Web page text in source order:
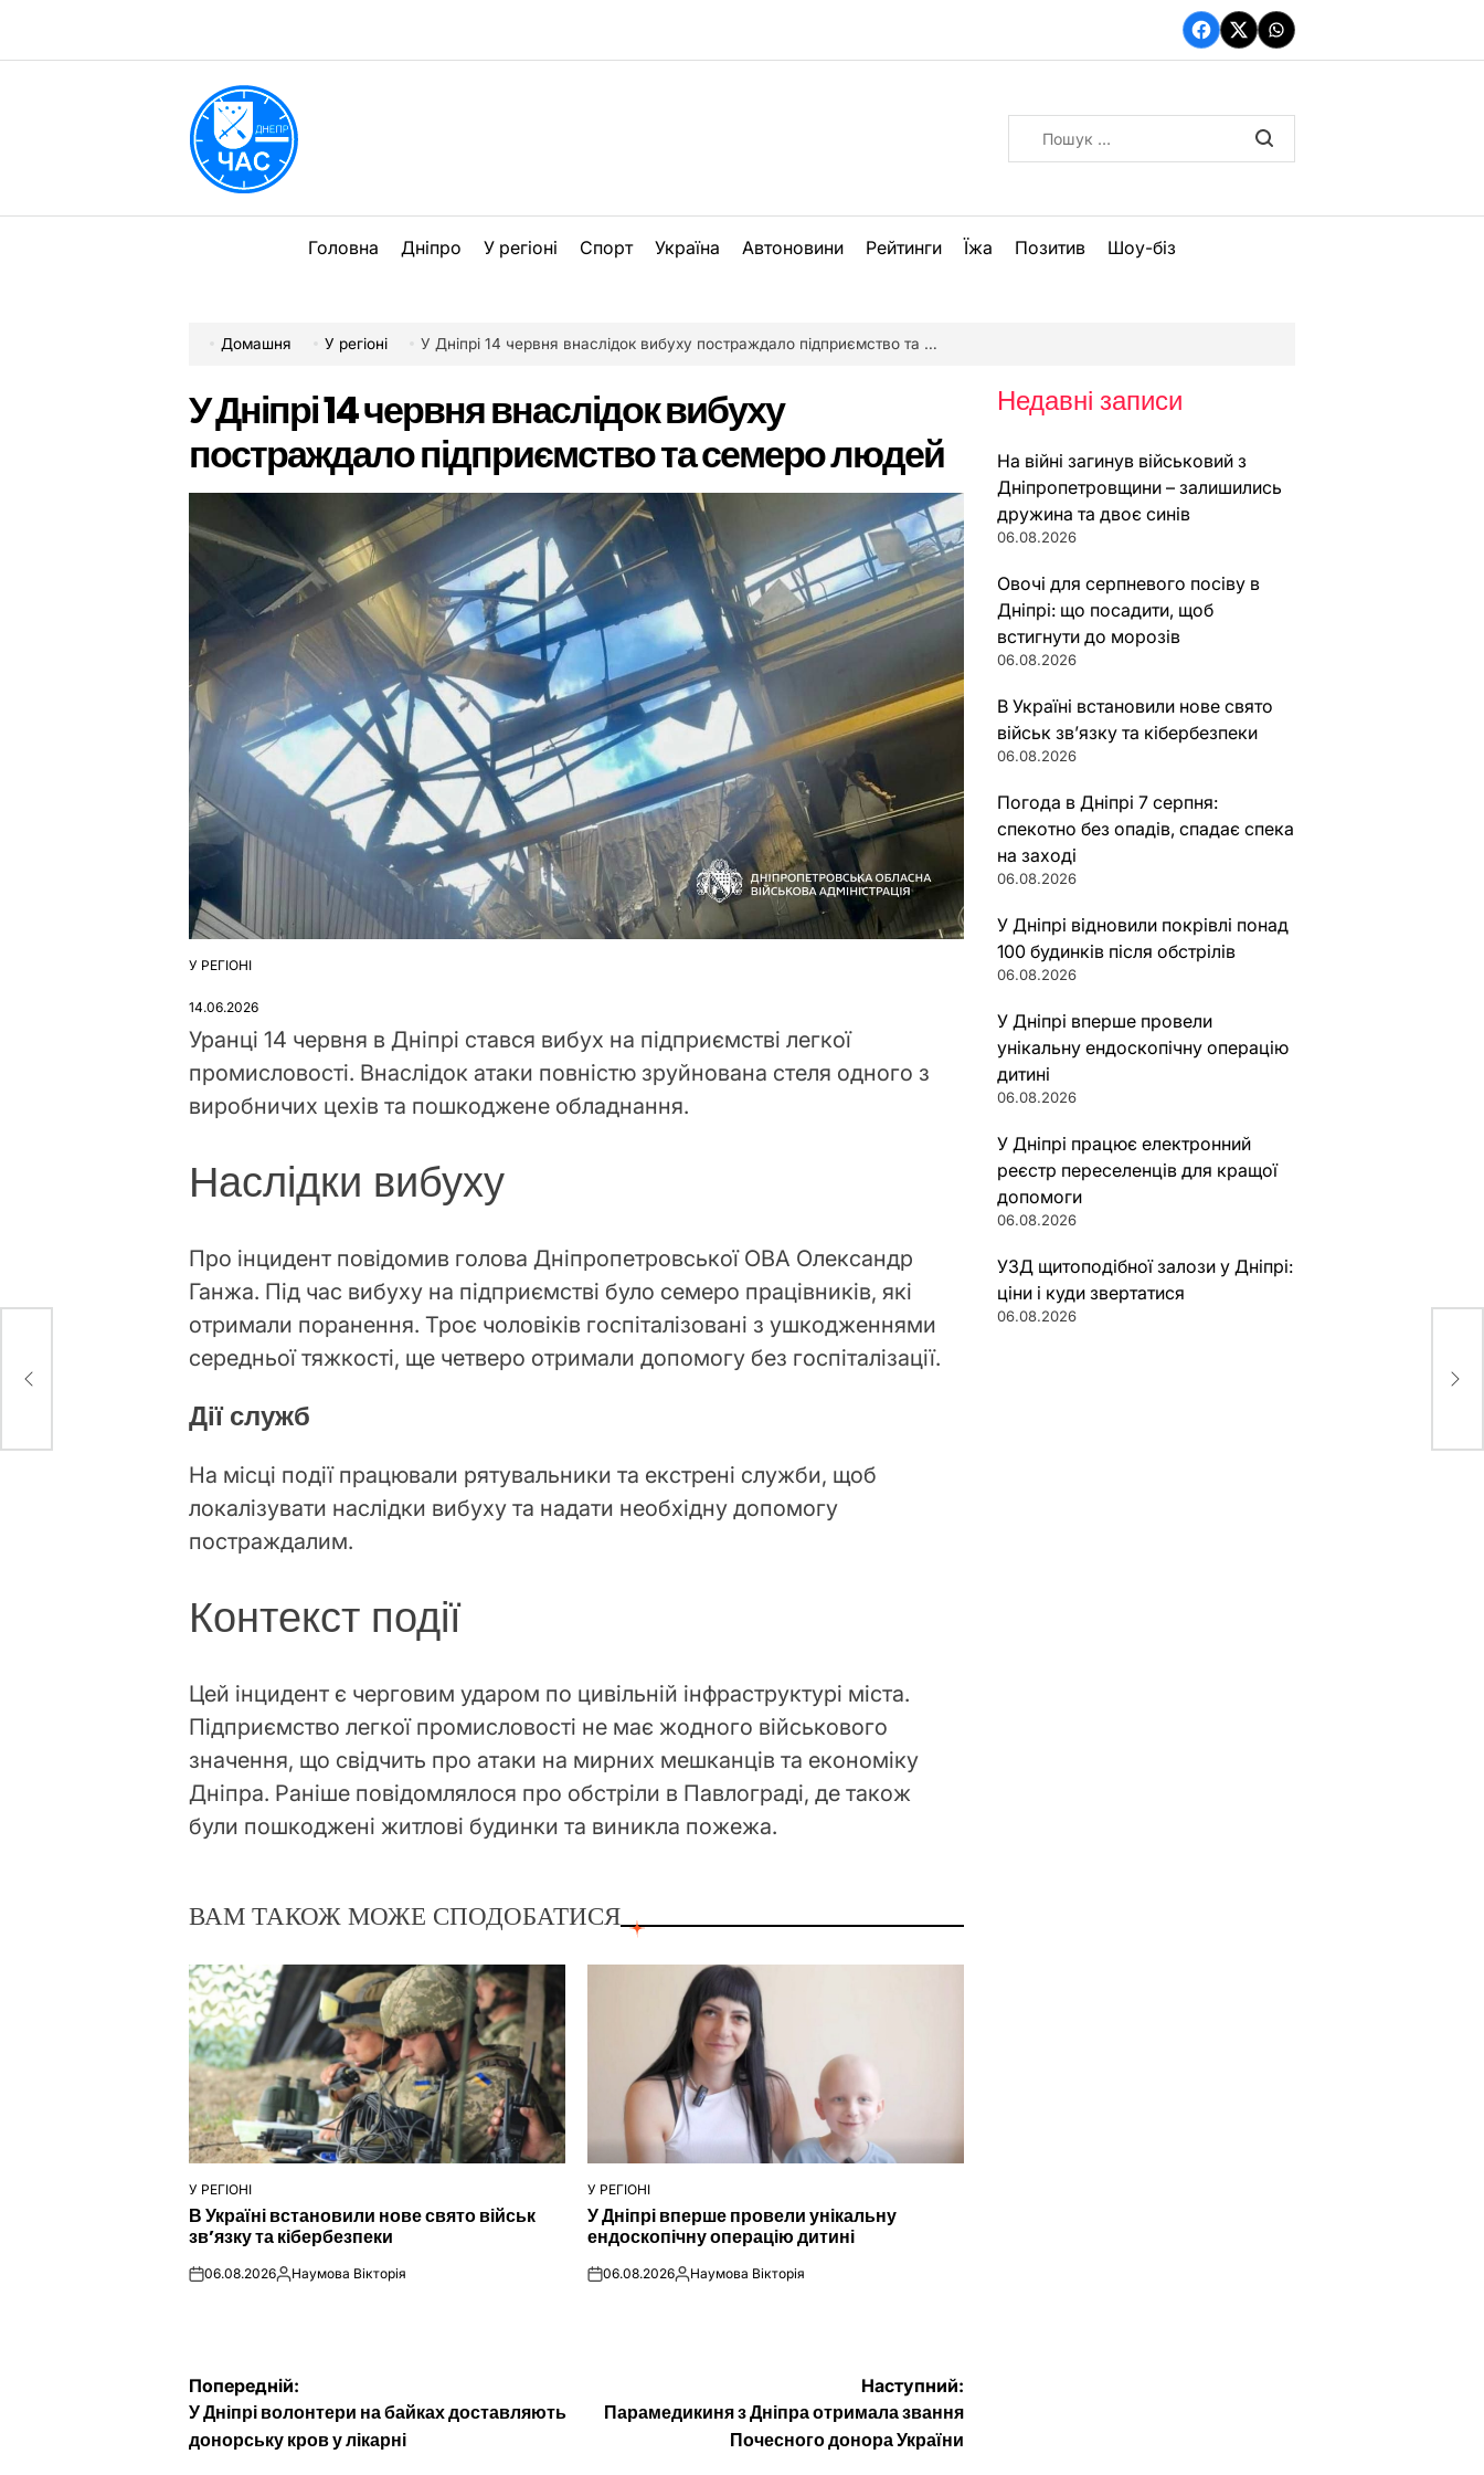
вмісту
Facebook
TwitterWhatsApp
Головна Дніпро У регіоні Спорт Україна Автоновини Рейтинги Їжа Позитив Шоу-біз
Домашня У регіоні У Дніпрі 14 червня внаслідок вибуху постраждало підприємство та семеро людей
У Дніпрі 14 червня внаслідок вибуху
постраждало підприємство та семеро людей
ОПУБЛІКУВАТИ
У РЕГІОНІ
14.06.2026
Уранці 14 червня в Дніпрі стався вибух на підприємстві легкої
промисловості. Внаслідок атаки повністю зруйнована стеля одного з
виробничих цехів та пошкоджене обладнання.
Наслідки вибуху
Про інцидент повідомив голова Дніпропетровської ОВА Олександр
Ганжа. Під час вибуху на підприємстві було семеро працівників, які
отримали поранення. Троє чоловіків госпіталізовані з ушкодженнями
середньої тяжкості, ще четверо отримали допомогу без госпіталізації.
Дії служб
На місці події працювали рятувальники та екстрені служби, щоб
локалізувати наслідки вибуху та надати необхідну допомогу
постраждалим.
Контекст події
Цей інцидент є черговим ударом по цивільній інфраструктурі міста.
Підприємство легкої промисловості не має жодного військового
значення, що свідчить про атаки на мирних мешканців та економіку
Дніпра. Раніше повідомлялося про обстріли в Павлограді, де також
були пошкоджені житлові будинки та виникла пожежа.
ВАМ ТАКОЖ МОЖЕ СПОДОБАТИСЯ
ОПУБЛІКУВАТИ
У
У РЕГІОНІ
В Україні встановили нове свято військ
зв’язку та кібербезпеки
on06.08.2026Опубліковано
Наумова Вікторія
ОПУБЛІКУВАТИ
У
У РЕГІОНІ
У Дніпрі вперше провели унікальну
ендоскопічну операцію дитині
on06.08.2026Опубліковано
Наумова Вікторія
Навігація
записів
Попередній:
У Дніпрі волонтери на байках доставляють
донорську кров у лікарні
Наступний:
Парамедикиня з Дніпра отримала звання
Почесного донора України
Недавні записи
На війні загинув військовий з
Дніпропетровщини – залишились
дружина та двоє синів
06.08.2026
Овочі для серпневого посіву в
Дніпрі: що посадити, щоб
встигнути до морозів
06.08.2026
В Україні встановили нове свято
військ зв’язку та кібербезпеки
06.08.2026
Погода в Дніпрі 7 серпня:
спекотно без опадів, спадає спека
на заході
06.08.2026
У Дніпрі відновили покрівлі понад
100 будинків після обстрілів
06.08.2026
У Дніпрі вперше провели
унікальну ендоскопічну операцію
дитині
06.08.2026
У Дніпрі працює електронний
реєстр переселенців для кращої
допомоги
06.08.2026
УЗД щитоподібної залози у Дніпрі:
ціни і куди звертатися
06.08.2026